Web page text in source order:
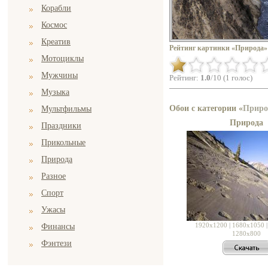
Корабли
Космос
Креатив
Мотоциклы
Мужчины
Музыка
Мультфильмы
Праздники
Прикольные
Природа
Разное
Спорт
Ужасы
Финансы
Фэнтези
Рейтинг картинки
Рейтинг: 1.0/10 (1 голос)
Обои с категории «
Природа
1920x1200 | 1680x1050
1280x800